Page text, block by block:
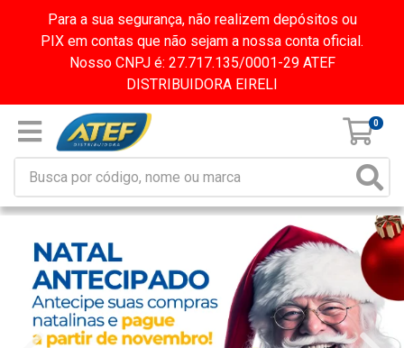
Para a sua segurança, não realizem depósitos ou
PIX em contas que não sejam a nossa conta oficial.
Nosso CNPJ é: 27.717.135/0001-29 ATEF
DISTRIBUIDORA EIRELI
0